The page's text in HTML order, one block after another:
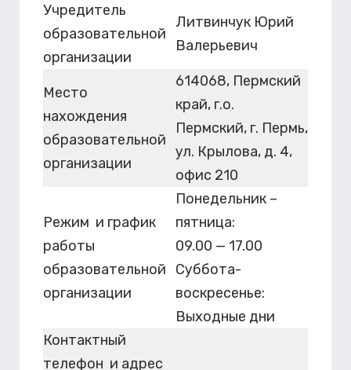
Учредитель
образовательной
организации
Литвинчук Юрий
Валерьевич
Место
нахождения
образовательной
организации
614068, Пермский
край, г.о.
Пермский, г. Пермь,
ул. Крылова, д. 4,
офис 210
Режим и график
работы
образовательной
организации
Понедельник –
пятница:
09.00 — 17.00
Суббота-
воскресенье:
Выходные дни
Контактный
телефон и адрес